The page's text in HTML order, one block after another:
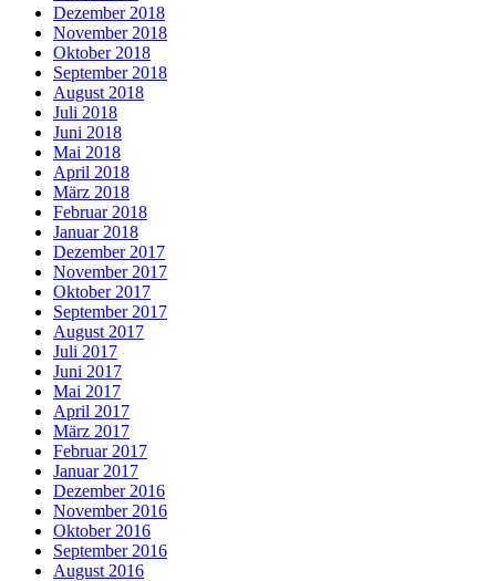
Dezember 2018
November 2018
Oktober 2018
September 2018
August 2018
Juli 2018
Juni 2018
Mai 2018
April 2018
März 2018
Februar 2018
Januar 2018
Dezember 2017
November 2017
Oktober 2017
September 2017
August 2017
Juli 2017
Juni 2017
Mai 2017
April 2017
März 2017
Februar 2017
Januar 2017
Dezember 2016
November 2016
Oktober 2016
September 2016
August 2016